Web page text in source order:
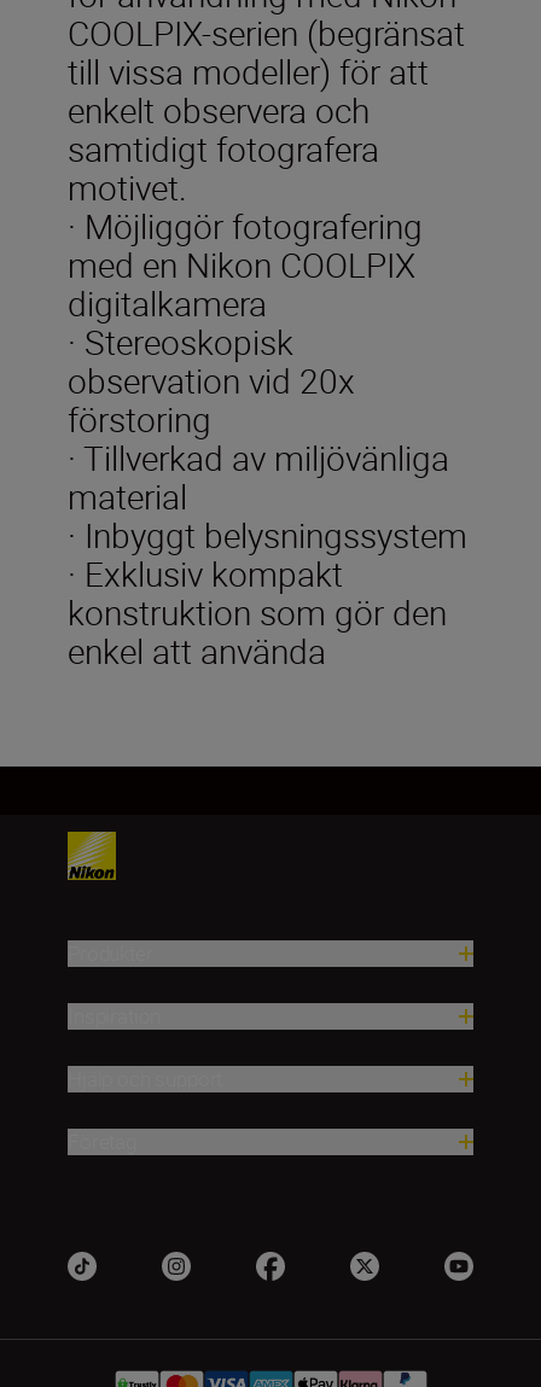
COOLPIX-serien (begränsat
till vissa modeller) för att
enkelt observera och
samtidigt fotografera
motivet.
· Möjliggör fotografering
med en Nikon COOLPIX
digitalkamera
· Stereoskopisk
observation vid 20x
förstoring
· Tillverkad av miljövänliga
material
· Inbyggt belysningssystem
· Exklusiv kompakt
konstruktion som gör den
enkel att använda